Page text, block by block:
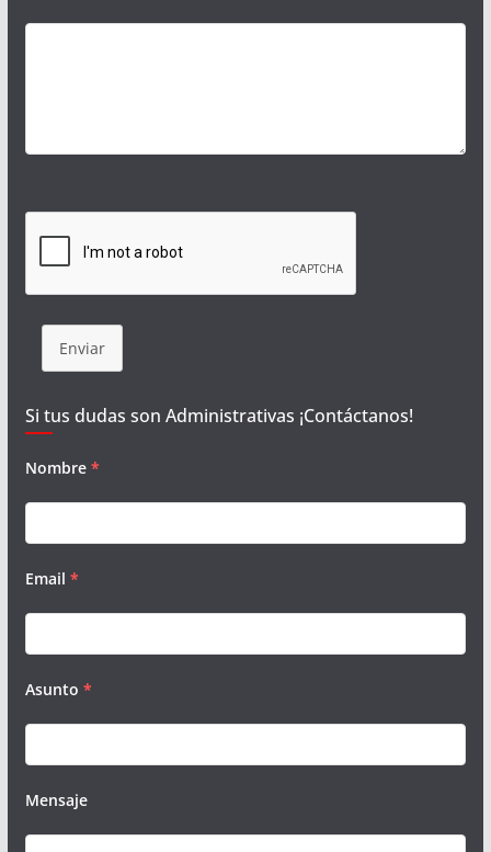
Enviar
Si tus dudas son Administrativas ¡Contáctanos!
Nombre *
Email *
Asunto *
Mensaje